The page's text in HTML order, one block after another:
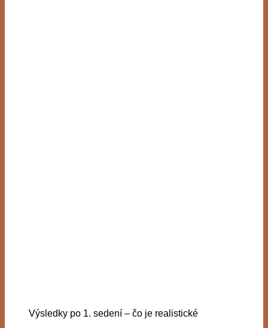
Výsledky po 1. sedení – čo je realistické